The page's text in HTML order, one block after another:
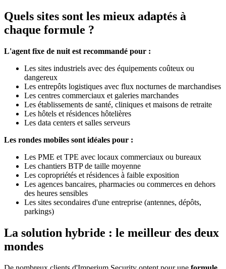
Quels sites sont les mieux adaptés à
chaque formule ?
L'agent fixe de nuit est recommandé pour :
Les sites industriels avec des équipements coûteux ou
dangereux
Les entrepôts logistiques avec flux nocturnes de marchandises
Les centres commerciaux et galeries marchandes
Les établissements de santé, cliniques et maisons de retraite
Les hôtels et résidences hôtelières
Les data centers et salles serveurs
Les rondes mobiles sont idéales pour :
Les PME et TPE avec locaux commerciaux ou bureaux
Les chantiers BTP de taille moyenne
Les copropriétés et résidences à faible exposition
Les agences bancaires, pharmacies ou commerces en dehors
des heures sensibles
Les sites secondaires d'une entreprise (antennes, dépôts,
parkings)
La solution hybride : le meilleur des deux
mondes